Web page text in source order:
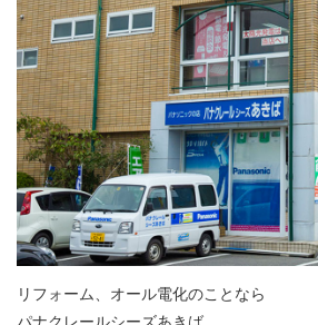
リフォーム、オール電化のことなら